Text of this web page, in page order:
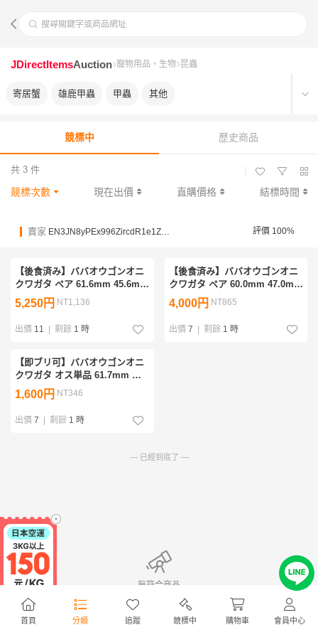
搜尋關鍵字或商品網址
首頁 分類 追蹤 競標中 購物車 會員中心
JDirectItemsAuction 寵物用品、生物 昆蟲
寄居蟹 雄鹿甲蟲 甲蟲 其他
競標中 歷史商品
共 3 件
競標次數 現在出價 直購價格 結標時間
賣家 EN3JN8yPEx996ZircdR1e1ZvoxxQX 評價 100%
【後食済み】ババオウゴンオニ
クワガタ ペア 61.6mm 45.6mm
ババオウゴンオニ
5,250円 NT1,136
出價 11 | 剩餘 1 時
【後食済み】ババオウゴンオニ
クワガタ ペア 60.0mm 47.0mm
ババオウゴンオニ
4,000円 NT865
出價 7 | 剩餘 1 時
【即ブリ可】ババオウゴンオニ
クワガタ オス単品 61.7mm バ
バオウゴンオニ
1,600円 NT346
出價 7 | 剩餘 1 時
— 已經到底了 —
無符合商品